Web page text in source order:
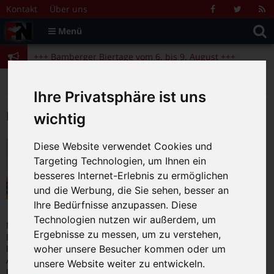
Ihre Privatsphäre ist uns
wichtig
Diese Website verwendet Cookies und
Targeting Technologien, um Ihnen ein
besseres Internet-Erlebnis zu ermöglichen
und die Werbung, die Sie sehen, besser an
Ihre Bedürfnisse anzupassen. Diese
Technologien nutzen wir außerdem, um
Ergebnisse zu messen, um zu verstehen,
woher unsere Besucher kommen oder um
unsere Website weiter zu entwickeln.
Zum Inhalt springen
Kontakt Über uns FacebookTwitter
Menü
Suche
nach:
+++ Bamberger Biertage vom 6. bis 9. August +++
+++ Blues- und Jazzfestival vom 31.7. bis 9.8. +++
+++ Bamberger Biertage vom 6. bis 9. August +++
Datum:17.09.2021
Kulturelle Bildung und
lebenslanges Lernen: Der siebte
und letzte Band des Bamberger
Bildungsentwicklungsplans ist
erschienen
17.09.2021 |
0
Mit der kommunalen Bildungslandschaft im Bereich Kulturelle
Bildung und lebenslanges Lernen befasst sich der siebte und
letzte Band des Bamberger Bildungsentwicklungsplans. In der
Auseinandersetzung mit den Corona-bedingten